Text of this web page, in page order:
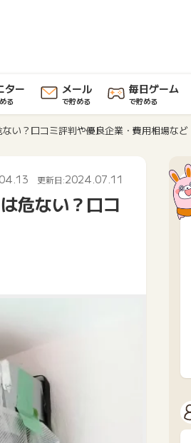
ター
る
メール
で貯める
毎日ゲーム
で貯める
い？口コミ評判や優良企業・費用相場など
更新日:2024.07.11
危ない？口コ